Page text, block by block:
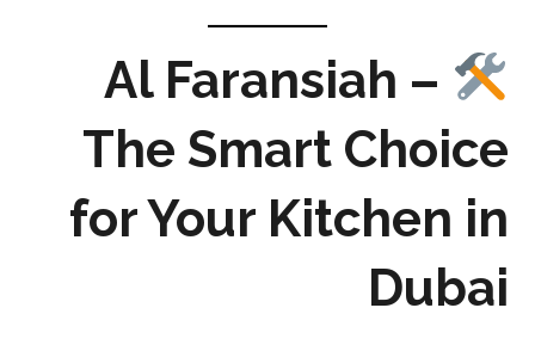
Al Faransiah –
The Smart Choice
for Your Kitchen in
Dubai